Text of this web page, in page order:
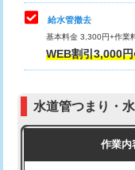
マス交換（深さ50㎝以
コンクリート斫り（
モルタル補修（厚さ
その他部品の脱着
交換・取付（タンク
式）)
式・ワンホール）)
給水管撤去
基本料金 3,300円+作業
WEB割引3,000
水道管つまり・
作業内